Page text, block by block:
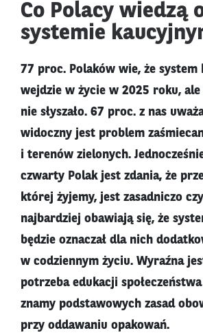
Co Polacy wiedzą
systemie
77 proc. Polaków wie, że system
wejdzie w życie w 2025 roku,
nie słyszało. 67 proc. z nas
widoczny jest problem
i terenów zielonych.
czwarty Polak jest zdania, że
której żyjemy, jest zasadniczo
najbardziej obawiają się, że
będzie oznaczał dla nich
w codziennym życiu. Wyraźna
potrzeba edukacji
znamy podstawowych zasad
przy oddawaniu opakowań.